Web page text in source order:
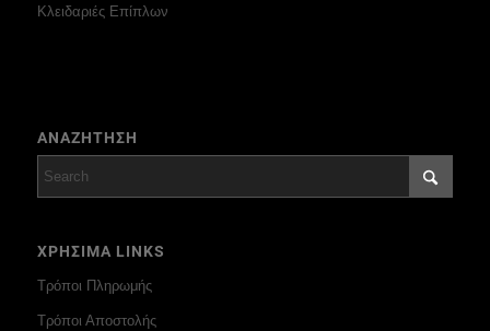
Κλειδαριές Επίπλων
ΑΝΑΖΗΤΗΣΗ
ΧΡΗΣΙΜΑ LINKS
Τρόποι Πληρωμής
Τρόποι Αποστολής